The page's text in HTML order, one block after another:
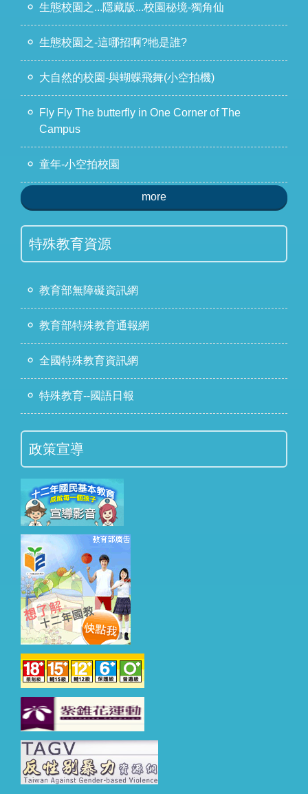
生態校園之...隱藏版...校園秘境-獨角仙
生態校園之-這哪招啊?牠是誰?
大自然的校園-與蝴蝶飛舞(小空拍機)
Fly Fly The butterfly in One Corner of The
Campus
童年-小空拍校園
more
特殊教育資源
教育部無障礙資訊網
教育部特殊教育通報網
全國特殊教育資訊網
特殊教育--國語日報
政策宣導